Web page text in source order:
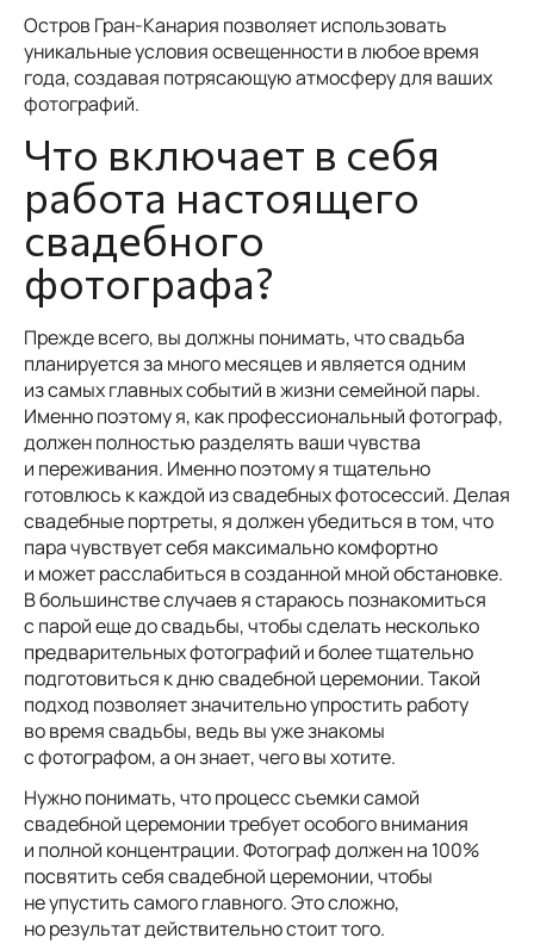
Остров Гран-Канария позволяет использовать
уникальные условия освещенности в любое время
года, создавая потрясающую атмосферу для ваших
фотографий.
Что включает в себя
работа настоящего
свадебного
фотографа?
Прежде всего, вы должны понимать, что свадьба
планируется за много месяцев и является одним
из самых главных событий в жизни семейной пары.
Именно поэтому я, как профессиональный фотограф,
должен полностью разделять ваши чувства
и переживания. Именно поэтому я тщательно
готовлюсь к каждой из свадебных фотосессий. Делая
свадебные портреты, я должен убедиться в том, что
пара чувствует себя максимально комфортно
и может расслабиться в созданной мной обстановке.
В большинстве случаев я стараюсь познакомиться
с парой еще до свадьбы, чтобы сделать несколько
предварительных фотографий и более тщательно
подготовиться к дню свадебной церемонии. Такой
подход позволяет значительно упростить работу
во время свадьбы, ведь вы уже знакомы
с фотографом, а он знает, чего вы хотите.
Нужно понимать, что процесс съемки самой
свадебной церемонии требует особого внимания
и полной концентрации. Фотограф должен на 100%
посвятить себя свадебной церемонии, чтобы
не упустить самого главного. Это сложно,
но результат действительно стоит того.